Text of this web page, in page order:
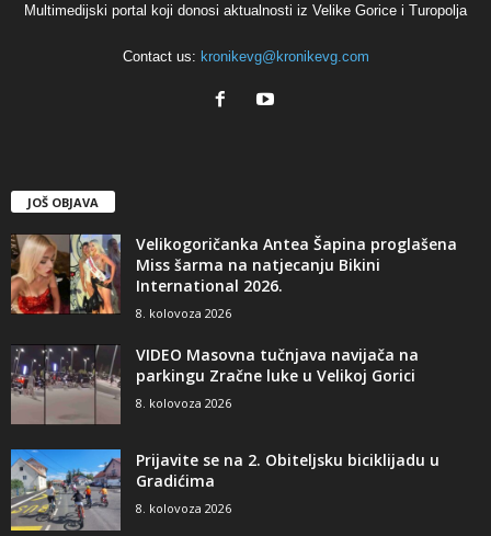
Multimedijski portal koji donosi aktualnosti iz Velike Gorice i Turopolja
Contact us: kronikevg@kronikevg.com
JOŠ OBJAVA
Velikogoričanka Antea Šapina proglašena
Miss šarma na natjecanju Bikini
International 2026.
8. kolovoza 2026
VIDEO Masovna tučnjava navijača na
parkingu Zračne luke u Velikoj Gorici
8. kolovoza 2026
Prijavite se na 2. Obiteljsku biciklijadu u
Gradićima
8. kolovoza 2026